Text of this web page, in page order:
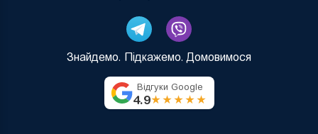
Знайдемо. Підкажемо. Домовимося
Відгуки Google
4.9★★★★★